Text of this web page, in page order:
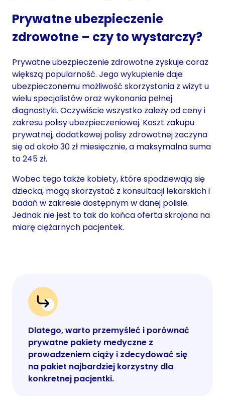
Prywatne ubezpieczenie
zdrowotne – czy to wystarczy?
Prywatne ubezpieczenie zdrowotne zyskuje coraz
większą popularność. Jego wykupienie daje
ubezpieczonemu możliwość skorzystania z wizyt u
wielu specjalistów oraz wykonania pełnej
diagnostyki. Oczywiście wszystko zależy od ceny i
zakresu polisy ubezpieczeniowej. Koszt zakupu
prywatnej, dodatkowej polisy zdrowotnej zaczyna
się od około 30 zł miesięcznie, a maksymalna suma
to 245 zł.
Wobec tego także kobiety, które spodziewają się
dziecka, mogą skorzystać z konsultacji lekarskich i
badań w zakresie dostępnym w danej polisie.
Jednak nie jest to tak do końca oferta skrojona na
miarę ciężarnych pacjentek.
Dlatego, warto przemyśleć i porównać
prywatne pakiety medyczne z
prowadzeniem ciąży i zdecydować się
na pakiet najbardziej korzystny dla
konkretnej pacjentki.